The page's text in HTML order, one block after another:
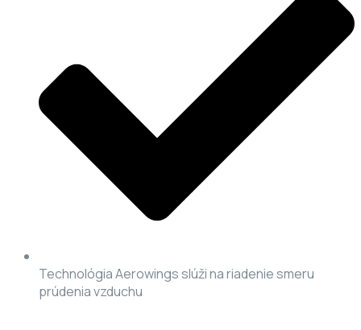
Technológia Aerowings slúži na riadenie smeru
prúdenia vzduchu